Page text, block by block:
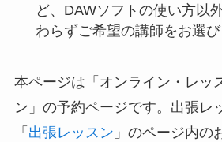
ど、DAWソフトの使い方以
わらずご希望の講師をお選び
本ページは「オンライン・レッ
ン」の予約ページです。出張レ
「 出張レッスン 」のページ内の